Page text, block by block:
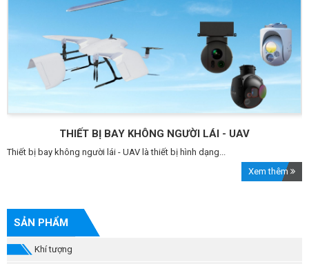
THIẾT BỊ BAY KHÔNG NGƯỜI LÁI - UAV
Thiết bị bay không người lái - UAV là thiết bị hình dạng...
Xem thêm
SẢN PHẨM
Khí tượng